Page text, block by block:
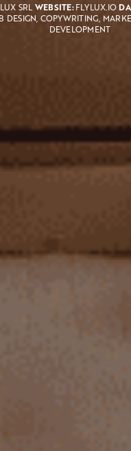
SRL WEBSITE:FLYLUX.IO
DESIGN, COPYWRITING,
DEVELOPMENT